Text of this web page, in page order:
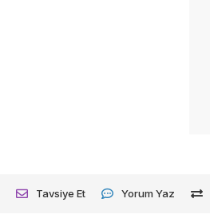
Tavsiye Et Yorum Yaz